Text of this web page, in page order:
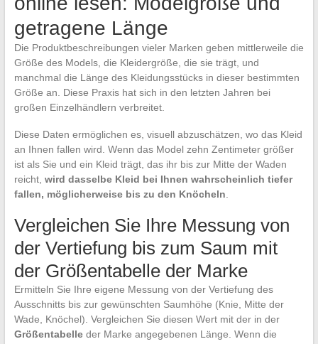
getragene Länge
Die Produktbeschreibungen vieler Marken geben mittlerweile die
Größe des Models, die Kleidergröße, die sie trägt, und
manchmal die Länge des Kleidungsstücks in dieser bestimmten
Größe an. Diese Praxis hat sich in den letzten Jahren bei
großen Einzelhändlern verbreitet.
Diese Daten ermöglichen es, visuell abzuschätzen, wo das Kleid
an Ihnen fallen wird. Wenn das Model zehn Zentimeter größer
ist als Sie und ein Kleid trägt, das ihr bis zur Mitte der Waden
reicht, wird dasselbe Kleid bei Ihnen wahrscheinlich tiefer
fallen, möglicherweise bis zu den Knöcheln.
Vergleichen Sie Ihre Messung von
der Vertiefung bis zum Saum mit
der Größentabelle der Marke
Ermitteln Sie Ihre eigene Messung von der Vertiefung des
Ausschnitts bis zur gewünschten Saumhöhe (Knie, Mitte der
Wade, Knöchel). Vergleichen Sie diesen Wert mit der in der
Größentabelleder Marke angegebenen Länge. Wenn die